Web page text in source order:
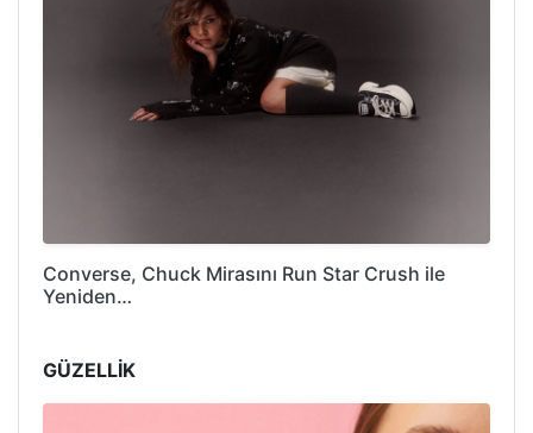
Converse, Chuck Mirasını Run Star Crush ile
Yeniden…
GÜZELLİK